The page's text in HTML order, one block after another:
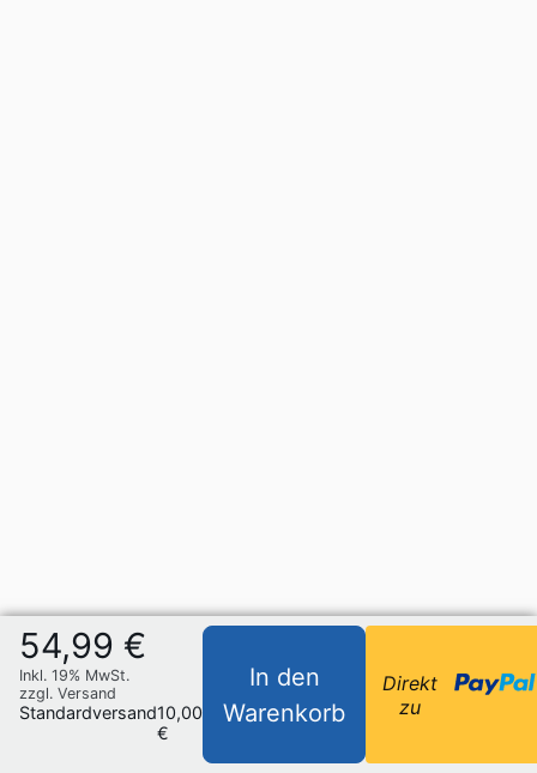
54,99 €
Inkl. 19% MwSt.
zzgl. Versand
Standardversand10,00
€
In den
Warenkorb
Direkt
zu